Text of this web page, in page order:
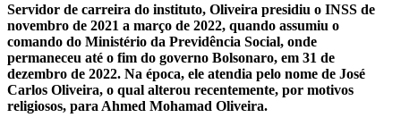
Servidor de carreira do instituto, Oliveira presidiu o INSS de
novembro de 2021 a março de 2022, quando assumiu o
comando do Ministério da Previdência Social, onde
permaneceu até o fim do governo Bolsonaro, em 31 de
dezembro de 2022. Na época, ele atendia pelo nome de José
Carlos Oliveira, o qual alterou recentemente, por motivos
religiosos, para Ahmed Mohamad Oliveira.